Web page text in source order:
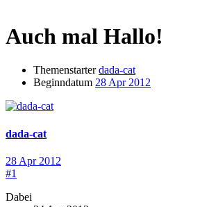
Auch mal Hallo!
Themenstarter dada-cat
Beginndatum 28 Apr 2012
dada-cat
28 Apr 2012
#1
Dabei